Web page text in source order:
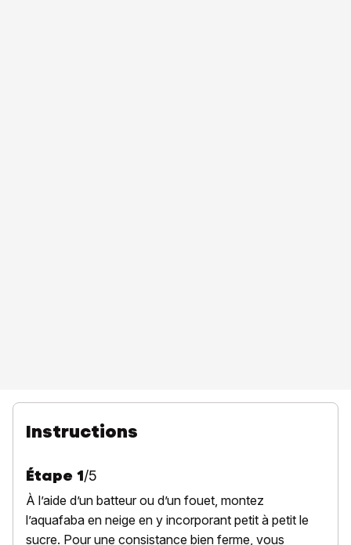
Instructions
Étape 1/5
À l’aide d’un batteur ou d’un fouet, montez
l’aquafaba en neige en y incorporant petit à petit le
sucre. Pour une consistance bien ferme, vous